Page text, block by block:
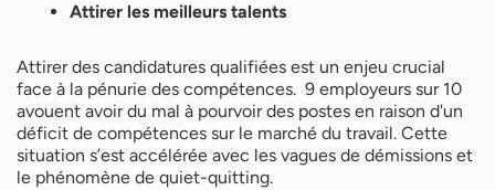
Attirer les meilleurs talents
Attirer des candidatures qualifiées est un enjeu crucial
face à la pénurie des compétences. 9 employeurs sur 10
avouent avoir du mal à pourvoir des postes en raison d'un
déficit de compétences sur le marché du travail. Cette
situation s’est accélérée avec les vagues de démissions et
le phénomène de quiet-quitting.